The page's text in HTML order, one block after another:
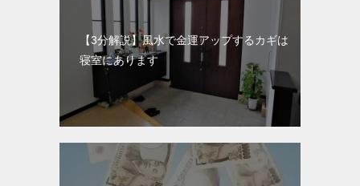
【3分解説】風水で金運アップするカギは
寝室にあります